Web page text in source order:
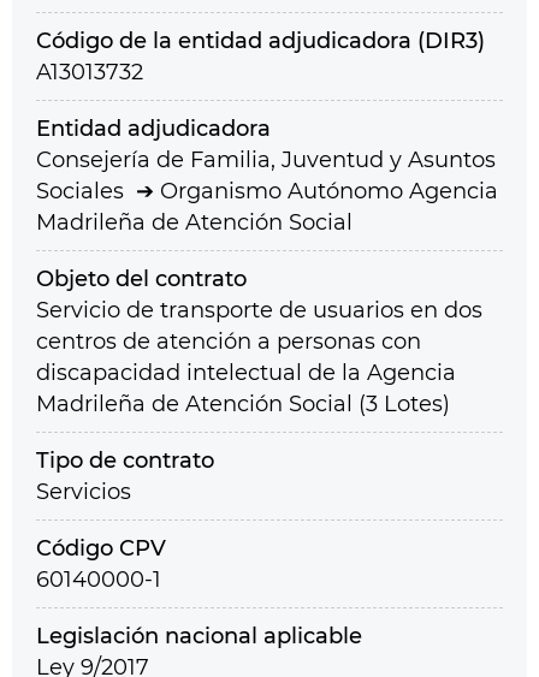
Código de la entidad adjudicadora (DIR3)
A13013732
Entidad adjudicadora
Consejería de Familia, Juventud y Asuntos
Sociales
Organismo Autónomo Agencia
Madrileña de Atención Social
Objeto del contrato
Servicio de transporte de usuarios en dos
centros de atención a personas con
discapacidad intelectual de la Agencia
Madrileña de Atención Social (3 Lotes)
Tipo de contrato
Servicios
Código CPV
60140000-1
Legislación nacional aplicable
Ley 9/2017